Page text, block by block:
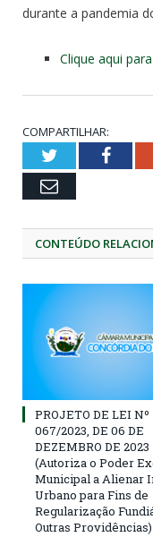
durante a pandemia
Clique aqui
COMPARTILHAR:
Twitter
Email
CONTEÚDO
PROJETO DE LEI Nº
067/2023, DE 06 DE
DEZEMBRO DE 2023
(Autoriza o Poder
Municipal a Alienar
Urbano para Fins de
Regularização
Outras Providências)